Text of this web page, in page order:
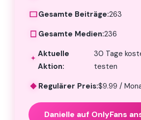
Gesamte Beiträge:263
Gesamte Medien:236
Aktuelle
Aktion:
30 Tage
testen
Regulärer Preis:$9.99 /
Danielle auf OnlyFans